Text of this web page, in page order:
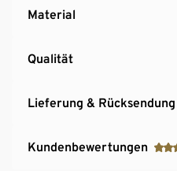
Material
Qualität
Lieferung & Rücksendung
Kundenbewertungen